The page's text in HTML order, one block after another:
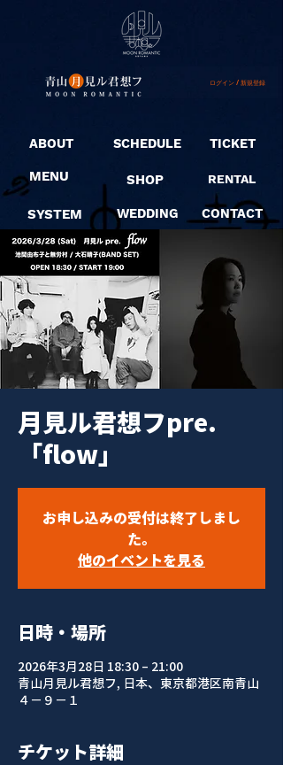
ログイン / 新規登録
ABOUT
MENU
SYSTEM
SCHEDULE
SHOP
WEDDING
TICKET
RENTAL
CONTACT
月見ル君想フpre.
「flow」
お申し込みの受付は終了しまし
た。
他のイベントを見る
日時・場所
2026年3月28日 18:30 – 21:00
青山月見ル君想フ, 日本、東京都港区南青山
４−９−１
チケット詳細